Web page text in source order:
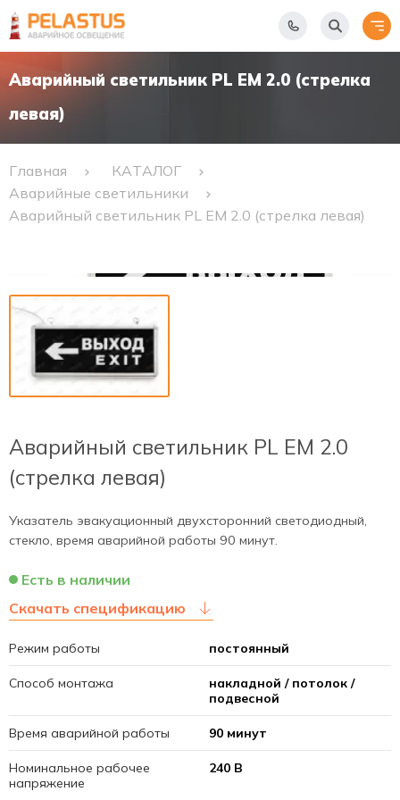
Аварийный светильник PL EM 2.0 (стрелка
левая)
Главная
КАТАЛОГ
Аварийные светильники
Аварийный светильник PL EM 2.0 (стрелка левая)
Аварийный светильник PL EM 2.0
(стрелка левая)
Указатель эвакуационный двухсторонний светодиодный,
стекло, время аварийной работы 90 минут.
Есть в наличии
Скачать спецификацию
Режим работы постоянный
Способ монтажа
накладной / потолок /
подвесной
Время аварийной работы 90 минут
Номинальное рабочее
напряжение
240 В